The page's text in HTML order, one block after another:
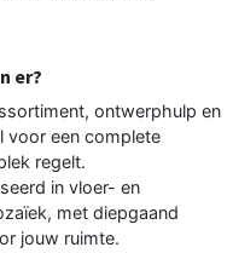
er?
ontwerphulp en
voor een complete
regelt.
in vloer- en
met diepgaand
jouw ruimte.